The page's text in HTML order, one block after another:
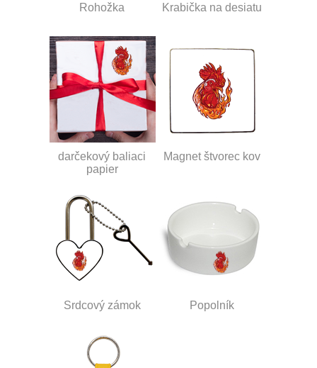
Rohožka Krabička na desiatu
darčekový baliaci
papier
Magnet štvorec kov
Srdcový zámok Popolník